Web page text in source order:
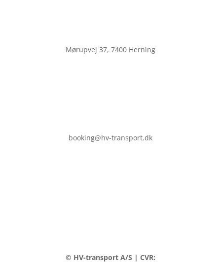
Mørupvej 37, 7400 Herning
booking@hv-transport.dk
© HV-transport A/S | CVR: